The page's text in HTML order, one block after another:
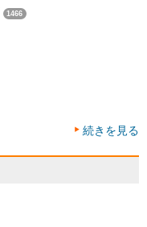
1466
続きを見る